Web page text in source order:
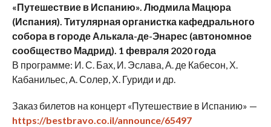
«Путешествие в Испанию». Людмила Мацюра
(Испания). Титулярная органистка кафедрального
собора в городе Алькала-де-Энарес (автономное
сообщество Мадрид). 1 февраля 2020 года
В программе: И. С. Бах, И. Эслава, А. де Кабесон, Х.
Кабанильес, A. Солер, Х. Гуриди и др.
Заказ билетов на концерт «Путешествие в Испанию» —
https://bestbravo.co.il/announce/65497